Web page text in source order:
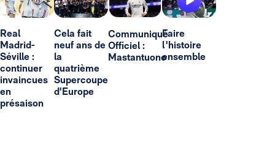
Real
Madrid-
Séville :
continuer
invaincues
en
présaison
Cela fait
neuf ans de
la
quatrième
Supercoupe
d'Europe
Communiqué
Officiel :
Mastantuono
Faire
l'histoire
ensemble